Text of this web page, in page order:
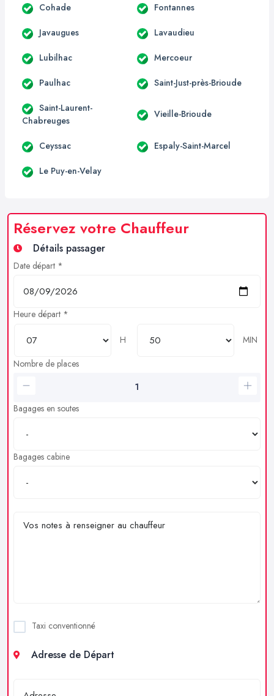
Cohade Fontannes
Javaugues Lavaudieu
Lubilhac Mercoeur
Paulhac Saint-Just-près-Brioude
Saint-Laurent-
Chabreuges
Vieille-Brioude
Ceyssac Espaly-Saint-Marcel
Le Puy-en-Velay
Réservez votre Chauffeur
Détails passager
Date départ *
Heure départ *
H
MIN
Nombre de places
Bagages en soutes
Bagages cabine
Taxi conventionné
Adresse de Départ